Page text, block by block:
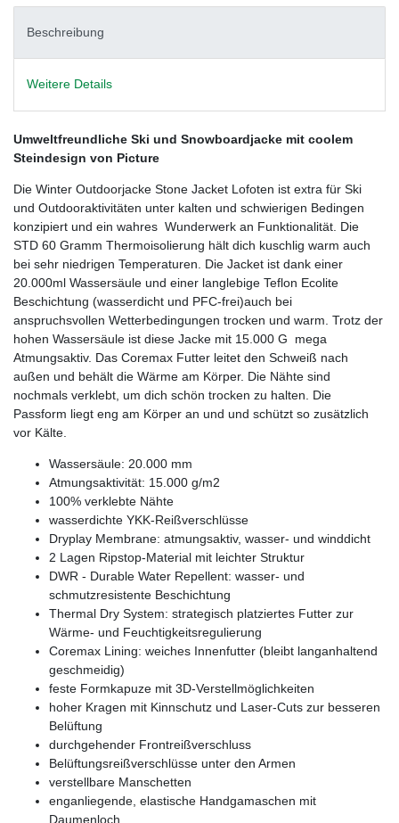
Beschreibung
Weitere Details
Umweltfreundliche Ski und Snowboardjacke mit coolem
Steindesign von Picture
Die Winter Outdoorjacke Stone Jacket Lofoten ist extra für Ski
und Outdooraktivitäten unter kalten und schwierigen Bedingen
konzipiert und ein wahres Wunderwerk an Funktionalität. Die
STD 60 Gramm Thermoisolierung hält dich kuschlig warm auch
bei sehr niedrigen Temperaturen. Die Jacket ist dank einer
20.000ml Wassersäule und einer langlebige Teflon Ecolite
Beschichtung (wasserdicht und PFC-frei)auch bei
anspruchsvollen Wetterbedingungen trocken und warm. Trotz der
hohen Wassersäule ist diese Jacke mit 15.000 G mega
Atmungsaktiv. Das Coremax Futter leitet den Schweiß nach
außen und behält die Wärme am Körper. Die Nähte sind
nochmals verklebt, um dich schön trocken zu halten. Die
Passform liegt eng am Körper an und und schützt so zusätzlich
vor Kälte.
Wassersäule: 20.000 mm
Atmungsaktivität: 15.000 g/m2
100% verklebte Nähte
wasserdichte YKK-Reißverschlüsse
Dryplay Membrane: atmungsaktiv, wasser- und winddicht
2 Lagen Ripstop-Material mit leichter Struktur
DWR - Durable Water Repellent: wasser- und
schmutzresistente Beschichtung
Thermal Dry System: strategisch platziertes Futter zur
Wärme- und Feuchtigkeitsregulierung
Coremax Lining: weiches Innenfutter (bleibt langanhaltend
geschmeidig)
feste Formkapuze mit 3D-Verstellmöglichkeiten
hoher Kragen mit Kinnschutz und Laser-Cuts zur besseren
Belüftung
durchgehender Frontreißverschluss
Belüftungsreißverschlüsse unter den Armen
verstellbare Manschetten
enganliegende, elastische Handgamaschen mit
Daumenloch